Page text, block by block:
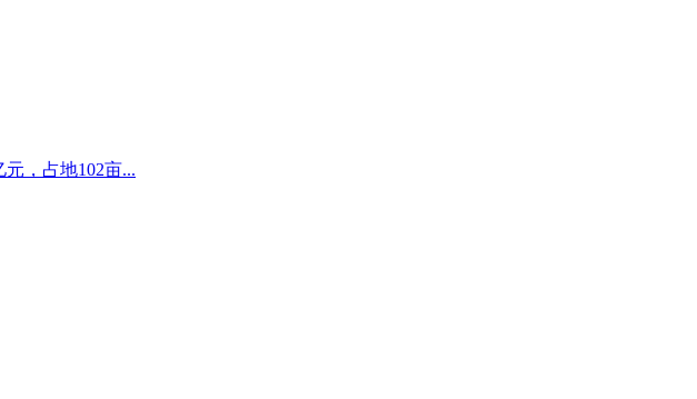
，占地102亩...